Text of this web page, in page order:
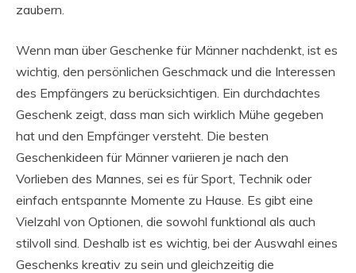
zaubern.
Wenn man über Geschenke für Männer nachdenkt, ist es
wichtig, den persönlichen Geschmack und die Interessen
des Empfängers zu berücksichtigen. Ein durchdachtes
Geschenk zeigt, dass man sich wirklich Mühe gegeben
hat und den Empfänger versteht. Die besten
Geschenkideen für Männer variieren je nach den
Vorlieben des Mannes, sei es für Sport, Technik oder
einfach entspannte Momente zu Hause. Es gibt eine
Vielzahl von Optionen, die sowohl funktional als auch
stilvoll sind. Deshalb ist es wichtig, bei der Auswahl eines
Geschenks kreativ zu sein und gleichzeitig die